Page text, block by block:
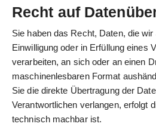
Recht auf
Sie haben das Recht, Daten, die
Einwilligung oder in Erfüllung eines
verarbeiten, an sich oder an einen
maschinenlesbaren Format
Sie die direkte Übertragung der
Verantwortlichen verlangen, erfolgt
technisch machbar ist.